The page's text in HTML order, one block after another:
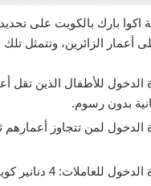
اكوا بارك بالكويت على
أعمار الزائرين، وتتمثل
الدخول للأطفال الذين تقل
بدون رسوم.
للعاملات: 4 دنانير كويتية.